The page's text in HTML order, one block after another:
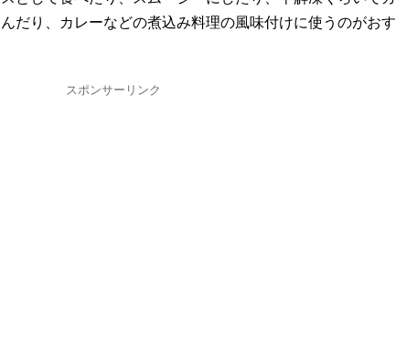
だり、カレーなどの煮込み料理の風味付けに使うのがおす
スポンサーリンク